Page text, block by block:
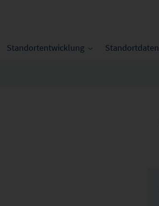
Standortentwicklung Standortdaten